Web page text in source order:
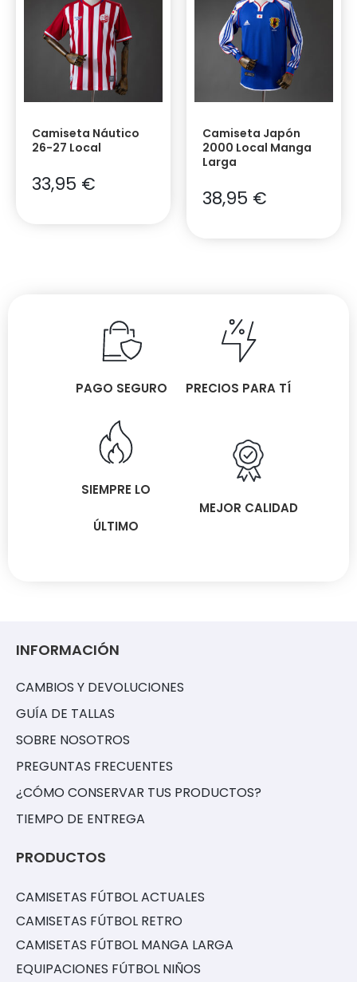
Camiseta Náutico
26-27 Local
33,95 €
Camiseta Japón
2000 Local Manga
Larga
38,95 €
PAGO SEGURO PRECIOS PARA TÍ
SIEMPRE LO
ÚLTIMO
MEJOR CALIDAD
INFORMACIÓN
CAMBIOS Y DEVOLUCIONES
GUÍA DE TALLAS
SOBRE NOSOTROS
PREGUNTAS FRECUENTES
¿CÓMO CONSERVAR TUS PRODUCTOS?
TIEMPO DE ENTREGA
PRODUCTOS
CAMISETAS FÚTBOL ACTUALES
CAMISETAS FÚTBOL RETRO
CAMISETAS FÚTBOL MANGA LARGA
EQUIPACIONES FÚTBOL NIÑOS